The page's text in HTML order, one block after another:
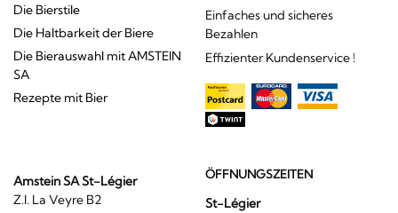
Die Bierstile
Die Haltbarkeit der Biere
Die Bierauswahl mit AMSTEIN
SA
Rezepte mit Bier
Einfaches und sicheres
Bezahlen
Effizienter Kundenservice !
Amstein SA St-Légier
Z.I. La Veyre B2
ÖFFNUNGSZEITEN
St-Légier